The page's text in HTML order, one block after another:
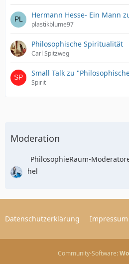
Hermann Hesse- Ein Mann
plastikblume97
Philosophische Spiritualität
Carl Spitzweg
Small Talk zu
Spirit
Moderation
PhilosophieRaum-
hel
Datenschutzerklärung Impressum
Community-Software: